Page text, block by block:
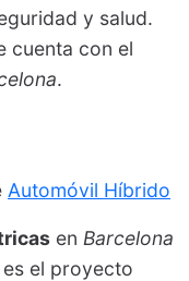
y salud.
cuenta con el
.
Automóvil Híbrido
en Barcelona
es el proyecto